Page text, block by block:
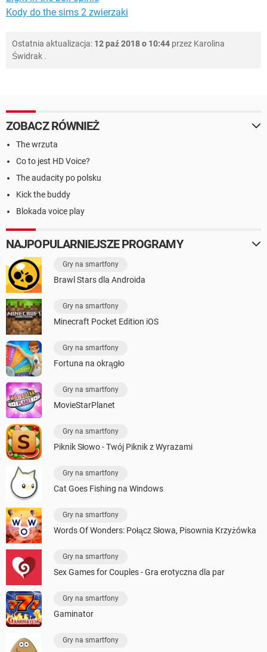
Kody do the sims 2 zwierzaki
Ostatnia aktualizacja: 12 paź 2018 o 10:44 przez Karolina
Świdrak .
ZOBACZ RÓWNIEŻ
The wrzuta
Co to jest HD Voice?
The audacity po polsku
Kick the buddy
Blokada voice play
NAJPOPULARNIEJSZE PROGRAMY
Gry na smartfony
Brawl Stars dla Androida
Gry na smartfony
Minecraft Pocket Edition iOS
Gry na smartfony
Fortuna na okrągło
Gry na smartfony
MovieStarPlanet
Gry na smartfony
Piknik Słowo - Twój Piknik z Wyrazami
Gry na smartfony
Cat Goes Fishing na Windows
Gry na smartfony
Words Of Wonders: Połącz Słowa, Pisownia Krzyżówka
Gry na smartfony
Sex Games for Couples - Gra erotyczna dla par
Gry na smartfony
Gaminator
Gry na smartfony